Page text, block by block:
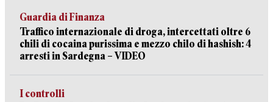
Guardia di Finanza
Traffico internazionale di droga, intercettati oltre 6
chili di cocaina purissima e mezzo chilo di hashish: 4
arresti in Sardegna – VIDEO
I controlli